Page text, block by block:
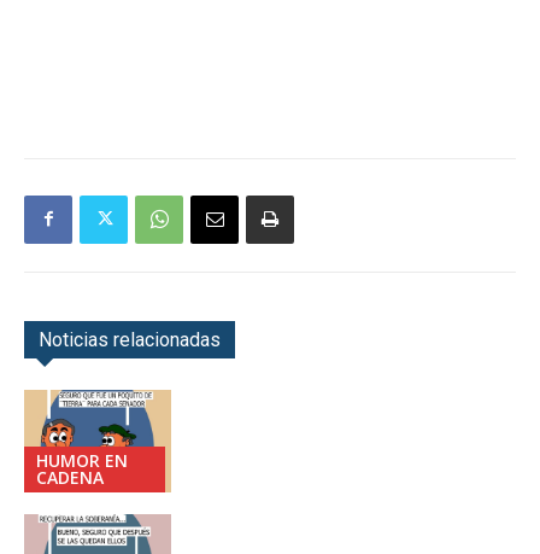
Noticias relacionadas
HUMOR EN
CADENA